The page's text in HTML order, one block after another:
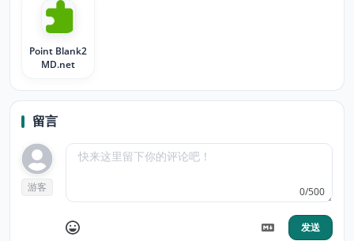
Point Blank2
MD.net
留言
游客 0/500
发送